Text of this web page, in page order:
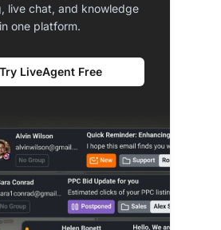
live chat, and knowledge
one platform.
Try LiveAgent Free